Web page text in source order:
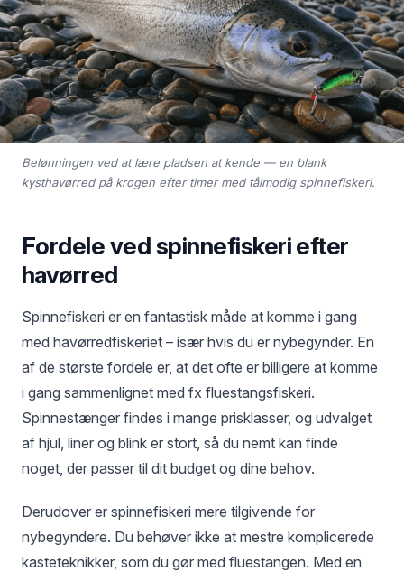
Belønningen ved at lære pladsen at kende — en blank
kysthavørred på krogen efter timer med tålmodig spinnefiskeri.
Fordele ved spinnefiskeri efter
havørred
Spinnefiskeri er en fantastisk måde at komme i gang
med havørredfiskeriet – især hvis du er nybegynder. En
af de største fordele er, at det ofte er billigere at komme
i gang sammenlignet med fx fluestangsfiskeri.
Spinnestænger findes i mange prisklasser, og udvalget
af hjul, liner og blink er stort, så du nemt kan finde
noget, der passer til dit budget og dine behov.
Derudover er spinnefiskeri mere tilgivende for
nybegyndere. Du behøver ikke at mestre komplicerede
kasteteknikker, som du gør med fluestangen. Med en